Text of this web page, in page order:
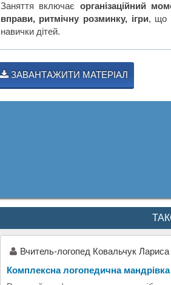
Заняття включає організаційний
вправи, ритмічну розминку, ігри, що
навички дітей.
ЗАВАНТАЖИТИ МАТЕРІАЛ
Вчитель-логопед Ковальчук Лариса
Комплексна логопедична